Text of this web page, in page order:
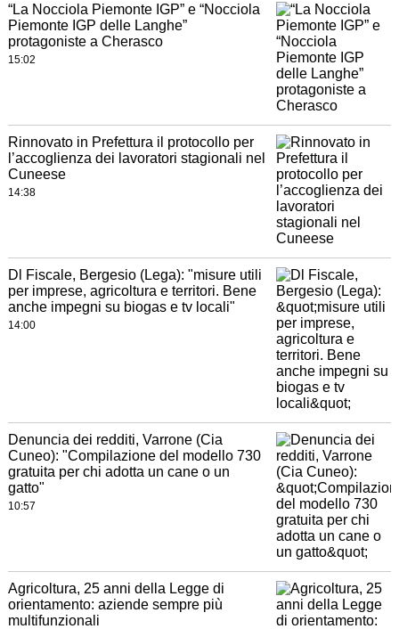
“La Nocciola Piemonte IGP” e “Nocciola
Piemonte IGP delle Langhe”
protagoniste a Cherasco
15:02
Rinnovato in Prefettura il protocollo per
l’accoglienza dei lavoratori stagionali nel
Cuneese
14:38
Dl Fiscale, Bergesio (Lega): "misure utili
per imprese, agricoltura e territori. Bene
anche impegni su biogas e tv locali"
14:00
Denuncia dei redditi, Varrone (Cia
Cuneo): "Compilazione del modello 730
gratuita per chi adotta un cane o un
gatto"
10:57
Agricoltura, 25 anni della Legge di
orientamento: aziende sempre più
multifunzionali